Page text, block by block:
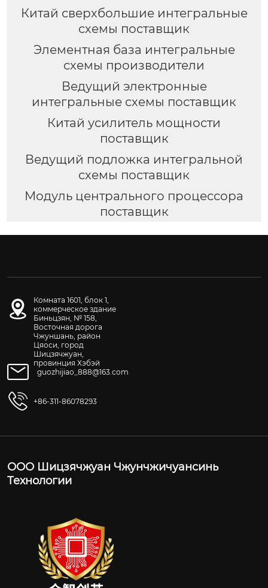
Китай сверхбольшие интегральные
схемы поставщик
Элементная база интегральные
схемы производители
Ведущий электронные
интегральные схемы поставщик
Китай усилитель мощности
поставщик
Ведущий подложка интегральной
схемы поставщик
Модуль центрального процессора
поставщик
Комната 1601, блок 1,
коммерческое здание
Биньцзян, № 158,
Восточная дорога
Чжуншань, район
Цяоси, город
Шицзячжуан,
провинция Хэбэй
guozhijiao_888@163.com
+86-311-86078293
ООО Шицзячжуан Чжунчжичуансинь
Технологии